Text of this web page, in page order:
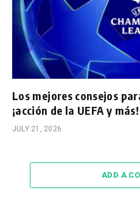
Los mejores consejos
¡acción de la UEFA y más!
JULY 21, 2026
ADD A